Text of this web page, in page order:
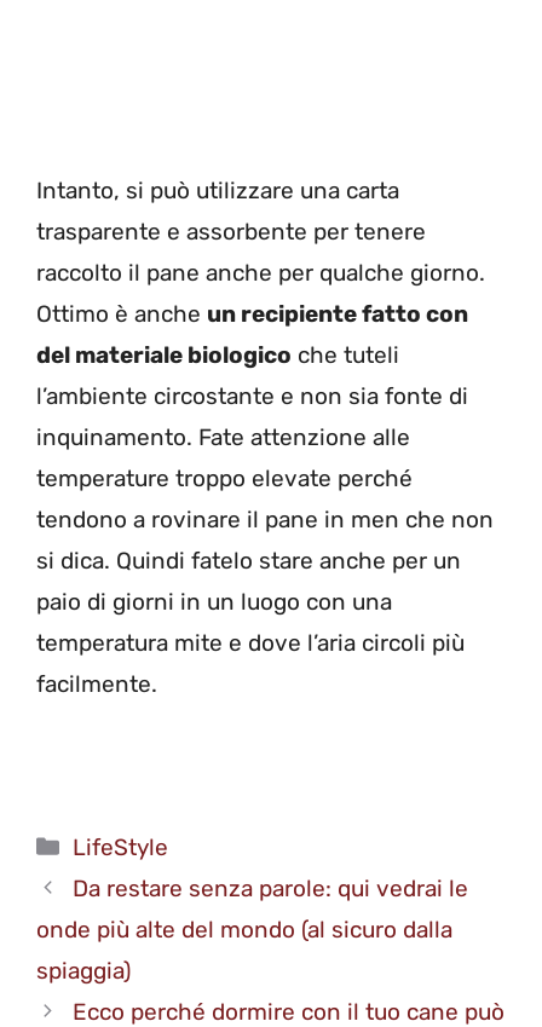
Intanto, si può utilizzare una carta
trasparente e assorbente per tenere
raccolto il pane anche per qualche giorno.
Ottimo è anche un recipiente fatto con
del materiale biologico che tuteli
l’ambiente circostante e non sia fonte di
inquinamento. Fate attenzione alle
temperature troppo elevate perché
tendono a rovinare il pane in men che non
si dica. Quindi fatelo stare anche per un
paio di giorni in un luogo con una
temperatura mite e dove l’aria circoli più
facilmente.
Categorie
LifeStyle
Da restare senza parole: qui vedrai le
onde più alte del mondo (al sicuro dalla
spiaggia)
Ecco perché dormire con il tuo cane può